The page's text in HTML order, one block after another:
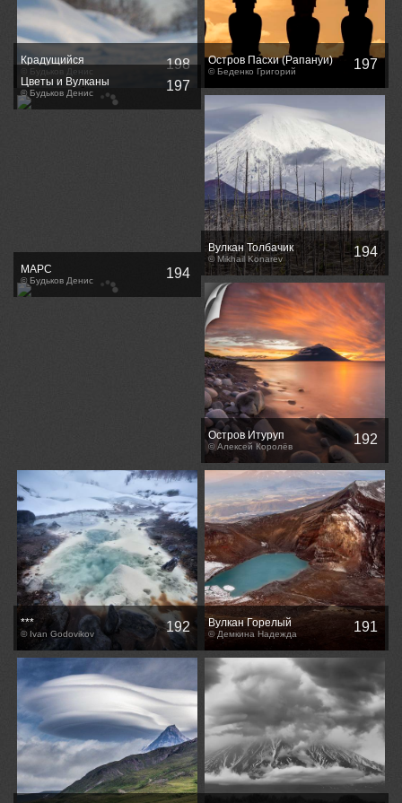
Крадущийся
© Будьков Денис 198
Остров Пасхи (Рапануи)
часть 3
© Беденко Григорий 197
Цветы и Вулканы
© Будьков Денис 197
Вулкан Толбачик
© Mikhail Konarev 194
МАРС
© Будьков Денис 194
Остров Итуруп
© Алексей Королёв 192
***
© Ivan Godovikov 192 Вулкан Горелый
© Демкина Надежда 191